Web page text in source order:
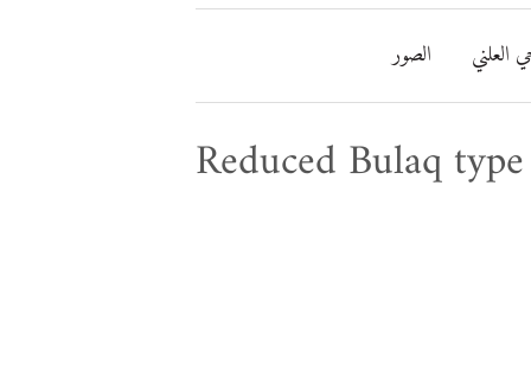
العلني الصور
Reduced Bulaq